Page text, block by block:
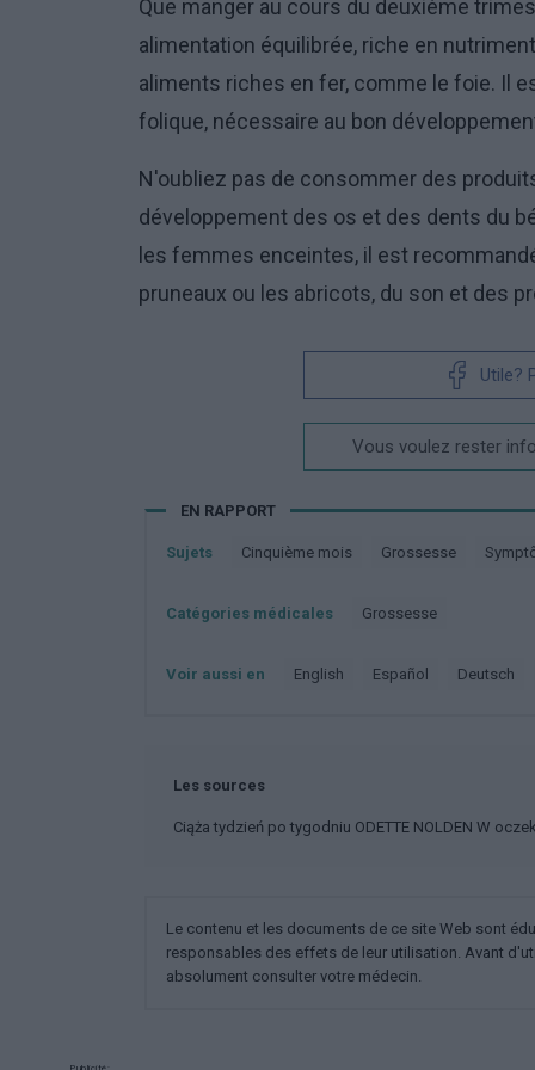
Que manger au cours du deuxième
alimentation équilibrée, riche en
aliments riches en fer, comme le foie. Il
folique, nécessaire au bon
N'oubliez pas de consommer des
développement des os et des dents du
les femmes enceintes, il est
pruneaux ou les abricots, du son et des
Utile?
Vous voulez rester
EN RAPPORT
Sujets Cinquième mois Grossesse
Catégories médicales Grossesse
Voir aussi en english español deutsch
Les sources
Ciąża tydzień po tygodniu ODETTE NOLDEN W
Le contenu et les documents de ce site Web sont
responsables des effets de leur utilisation. Avant
absolument consulter votre médecin.